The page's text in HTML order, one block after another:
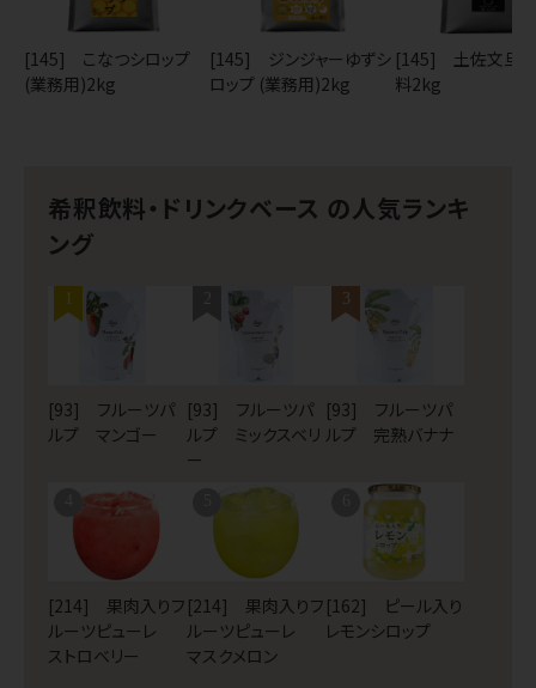
[145] こなつシロップ
(業務用)2kg
[145] ジンジャーゆずシ
ロップ (業務用)2kg
[145] 土佐文旦
料2kg
希釈飲料・ドリンクベース の人気ランキ
ング
1
[93] フルーツパ
ルプ マンゴー
[93] フルーツパ
ルプ ミックスベリ
ー
3
[93] フルーツパ
ルプ 完熟バナナ
[214] 果肉入りフ
ルーツピューレ
ストロベリー
[214] 果肉入りフ
ルーツピューレ
マスクメロン
[162] ピール入り
レモンシロップ